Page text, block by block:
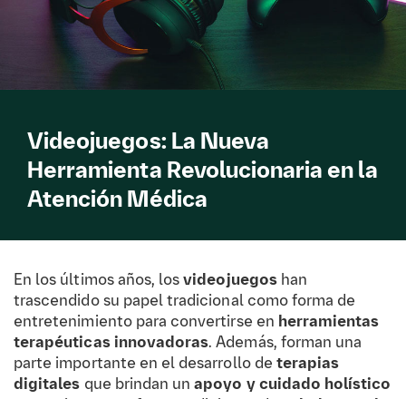
Videojuegos: La Nueva
Herramienta Revolucionaria en la
Atención Médica
En los últimos años, losvideojuegos han
trascendido su papel tradicional como forma de
entretenimiento para convertirse en herramientas
terapéuticas innovadoras. Además, forman una
parte importante en el desarrollo de terapias
digitales que brindan unapoyo y cuidado holístico